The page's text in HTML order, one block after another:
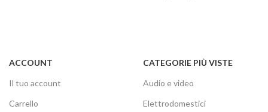
ACCOUNT
Il tuo account
Carrello
CATEGORIE PIÙ VISTE
Audio e video
Elettrodomestici